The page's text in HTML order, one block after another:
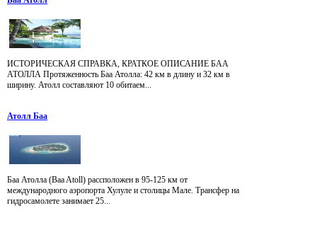
ИСТОРИЧЕСКАЯ СПРАВКА, КРАТКОЕ ОПИСАНИЕ БАА
АТОЛЛА Протяженность Баа Атолла: 42 км в длину и 32 км в
ширину. Атолл составляют 10 обитаем...
Атолл Баа
Баа Атолла (Baa Atoll) рассположен в 95-125 км от
международного аэропорта Хулуле и столицы Мале. Трансфер на
гидросамолете занимает 25...